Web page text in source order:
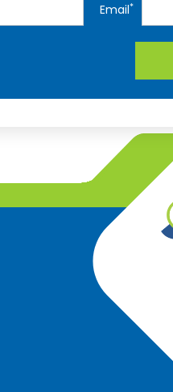
Email*